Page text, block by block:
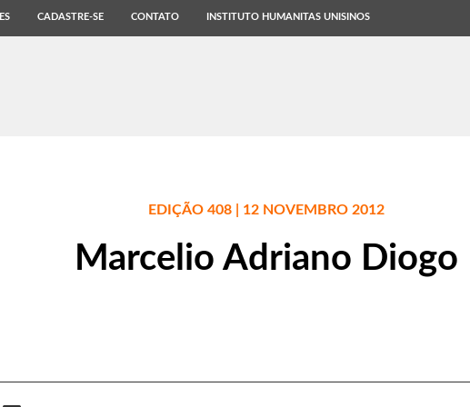
CADASTRE-SE CONTATO INSTITUTO HUMANITAS UNISINOS
EDIÇÃO 408 | 12 NOVEMBRO 2012
Marcelio Adriano Diogo